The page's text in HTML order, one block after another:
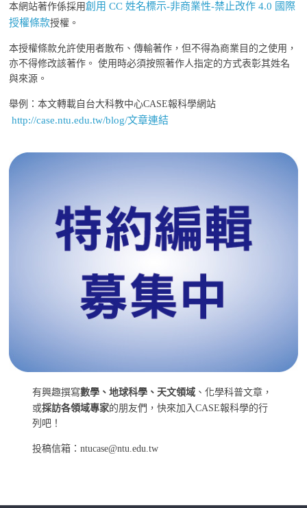
本網站著作係採用創用 CC 姓名標示-非商業性-禁止改作 4.0 國際
授權條款授權。
本授權條款允許使用者散布、傳輸著作，但不得為商業目的之使用，
亦不得修改該著作。 使用時必須按照著作人指定的方式表彰其姓名
與來源。
舉例：本文轉載自台大科教中心CASE報科學網站
http://case.ntu.edu.tw/blog/文章連結
有興趣撰寫數學、地球科學、天文領域 、化學科普文章，
或採訪各領域專家的朋友們，快來加入CASE報科學的行
列吧！
投稿信箱：ntucase@ntu.edu.tw